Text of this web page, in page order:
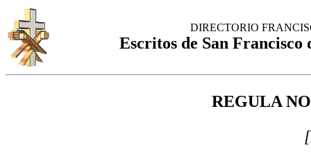
DIRECTORIO
Escritos de San Francisco
REGULA